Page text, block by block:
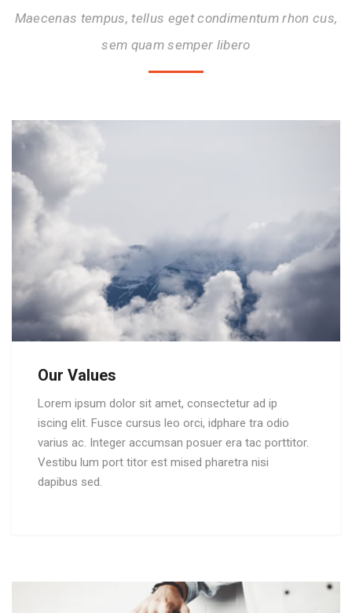
Maecenas tempus, tellus eget condimentum rhon cus,
sem quam semper libero
Our Values
Lorem ipsum dolor sit amet, consectetur ad ip
iscing elit. Fusce cursus leo orci, idphare tra odio
varius ac. Integer accumsan posuer era tac porttitor.
Vestibu lum port titor est mised pharetra nisi
dapibus sed.